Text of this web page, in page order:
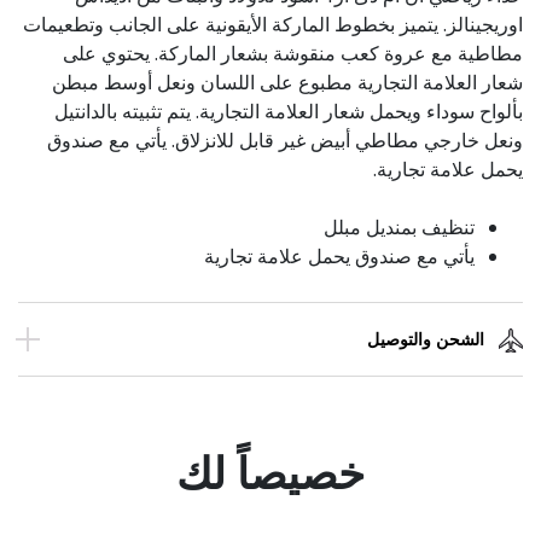
اوريجينالز. يتميز بخطوط الماركة الأيقونية على الجانب وتطعيمات
مطاطية مع عروة كعب منقوشة بشعار الماركة. يحتوي على
شعار العلامة التجارية مطبوع على اللسان ونعل أوسط مبطن
بألواح سوداء ويحمل شعار العلامة التجارية. يتم تثبيته بالدانتيل
ونعل خارجي مطاطي أبيض غير قابل للانزلاق. يأتي مع صندوق
يحمل علامة تجارية.
تنظيف بمنديل مبلل
يأتي مع صندوق يحمل علامة تجارية
الشحن والتوصيل
خصيصاً لك